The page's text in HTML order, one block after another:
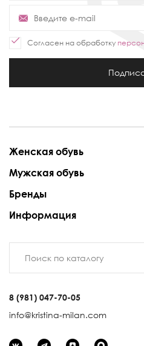
Согласен на обработку
Женская обувь
Мужская обувь
Бренды
Информация
8 (981) 047-70-05
info@kristina-milan.com